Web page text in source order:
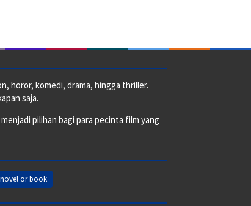
horor, komedi, drama, hingga thriller.
saja.
pilihan bagi para pecinta film yang
or book